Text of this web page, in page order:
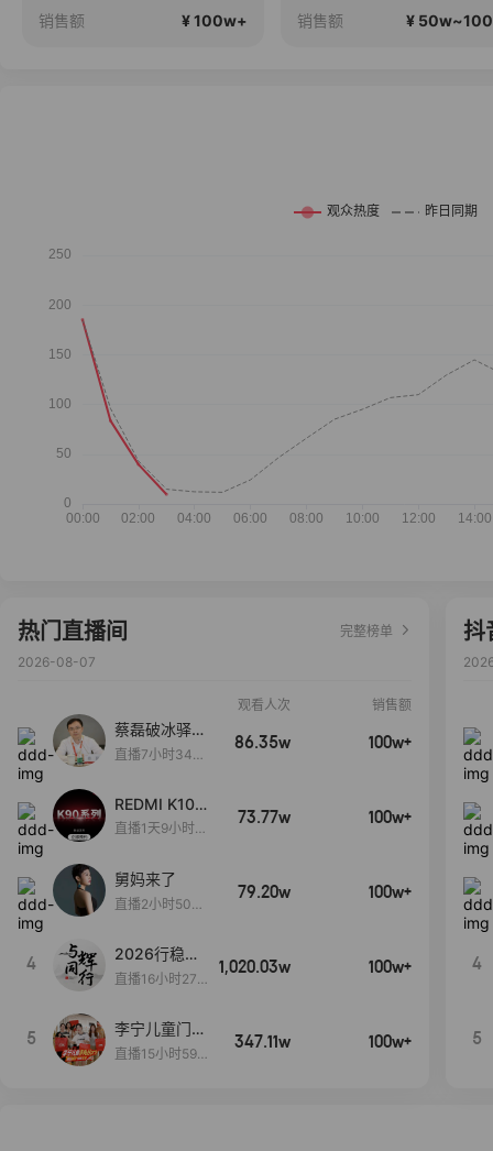
销售额 ¥ 100w+ 销售额 ¥
热门直播间
完整榜单
2026-08-07
观看人次 销售额
蔡磊破冰驿站
直播间好物分
直播7小时34分
86.35w 100w+
REDMI K100
Pro系列新品
启！
直播1天9小时11
73.77w 100w+
舅妈来了
直播2小时50分
79.20w 100w+
4
2026行稳致
远
直播16小时27
1,020.03w 100w+
5
李宁儿童门店
爆款赤兔8pr
直播15小时59
347.11w 100w+
抖
4
5